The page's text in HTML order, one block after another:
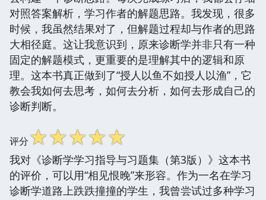
对照答案解析，学习作者的解题思路。我发现，很多
时候，我虽然结果对了，但解题过程却与作者的思路
大相径庭。这让我意识到，原来诊断学并非只有一种
固定的解题模式，更重要的是理解其中的逻辑和原
理。这本书真正做到了“授人以鱼不如授人以渔”，它
教会我如何去思考，如何去分析，如何去形成自己的
诊断判断。
评分☆☆☆☆☆
我对《诊断学学习指导与习题集（第3版）》这本书
的评价，可以用“相见恨晚”来形容。作为一名在学习
诊断学道路上跌跌撞撞的学生，我曾尝试过多种学习